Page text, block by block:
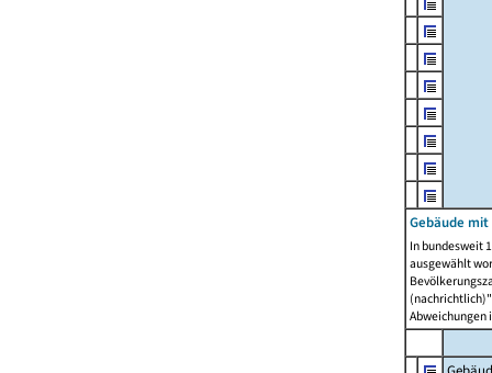
Gebäude mit
In bundesweit
ausgewählt
Abweichungen